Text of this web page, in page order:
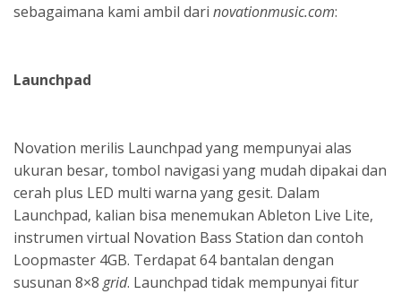
sebagaimana kami ambil dari novationmusic.com:
Launchpad
Novation merilis Launchpad yang mempunyai alas
ukuran besar, tombol navigasi yang mudah dipakai dan
cerah plus LED multi warna yang gesit. Dalam
Launchpad, kalian bisa menemukan Ableton Live Lite,
instrumen virtual Novation Bass Station dan contoh
Loopmaster 4GB. Terdapat 64 bantalan dengan
susunan 8×8 grid. Launchpad tidak mempunyai fitur